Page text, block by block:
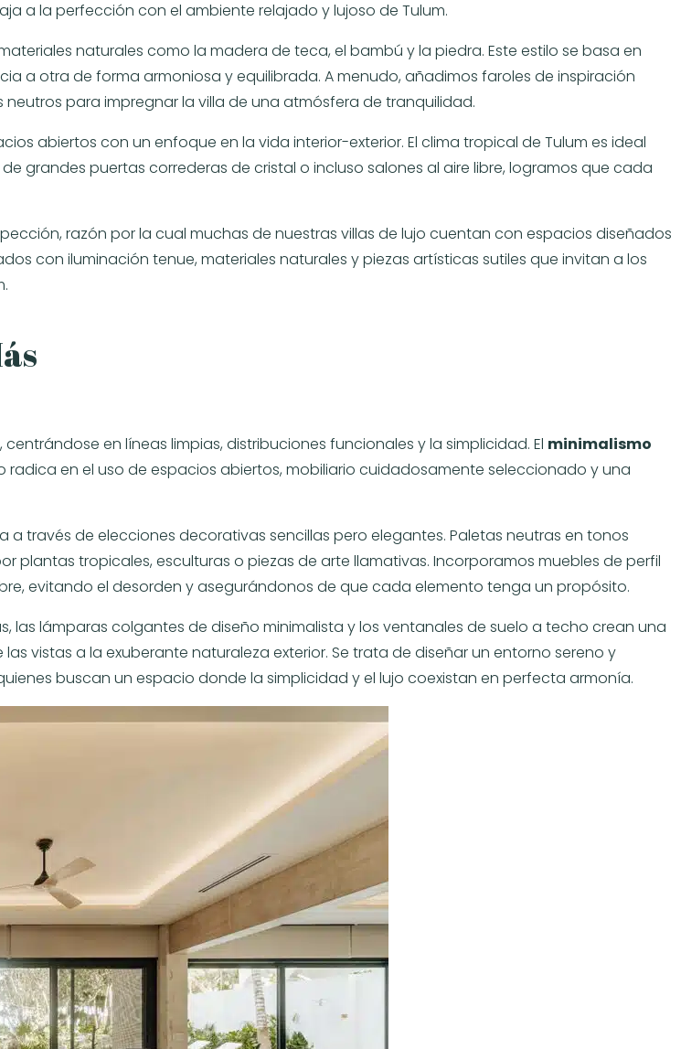
a la perfección con el ambiente relajado y lujoso de Tulum.
naturales como la madera de teca, el bambú y la piedra. Este estilo se basa en
a otra de forma armoniosa y equilibrada. A menudo, añadimos faroles de inspiración
para impregnar la villa de una atmósfera de tranquilidad.
abiertos con un enfoque en la vida interior-exterior. El clima tropical de Tulum es ideal
grandes puertas correderas de cristal o incluso salones al aire libre, logramos que cada
razón por la cual muchas de nuestras villas de lujo cuentan con espacios diseñados
con iluminación tenue, materiales naturales y piezas artísticas sutiles que invitan a los
en líneas limpias, distribuciones funcionales y la simplicidad. El minimalismo
radica en el uso de espacios abiertos, mobiliario cuidadosamente seleccionado y una
través de elecciones decorativas sencillas pero elegantes. Paletas neutras en tonos
plantas tropicales, esculturas o piezas de arte llamativas. Incorporamos muebles de perfil
evitando el desorden y asegurándonos de que cada elemento tenga un propósito.
lámparas colgantes de diseño minimalista y los ventanales de suelo a techo crean una
vistas a la exuberante naturaleza exterior. Se trata de diseñar un entorno sereno y
buscan un espacio donde la simplicidad y el lujo coexistan en perfecta armonía.